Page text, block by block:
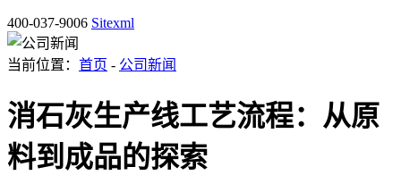
400-037-9006 Sitexml
当前位置： 首页 - 公司新闻
消石灰生产线工艺流程：从原
料到成品的探索